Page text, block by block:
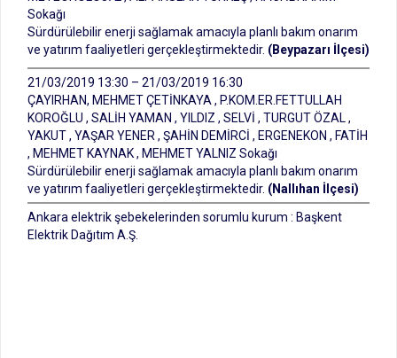
Sokağı
Sürdürülebilir enerji sağlamak amacıyla planlı bakım onarım
ve yatırım faaliyetleri gerçekleştirmektedir. (Beypazarı İlçesi)
21/03/2019 13:30 – 21/03/2019 16:30
ÇAYIRHAN, MEHMET ÇETİNKAYA , P.KOM.ER.FETTULLAH
KOROĞLU , SALİH YAMAN , YILDIZ , SELVİ , TURGUT ÖZAL ,
YAKUT , YAŞAR YENER , ŞAHİN DEMİRCİ , ERGENEKON , FATİH
, MEHMET KAYNAK , MEHMET YALNIZ Sokağı
Sürdürülebilir enerji sağlamak amacıyla planlı bakım onarım
ve yatırım faaliyetleri gerçekleştirmektedir. (Nallıhan İlçesi)
Ankara elektrik şebekelerinden sorumlu kurum : Başkent
Elektrik Dağıtım A.Ş.